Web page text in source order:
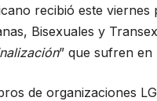
recibió este
Bisexuales y
” que sufren en
de organizaciones